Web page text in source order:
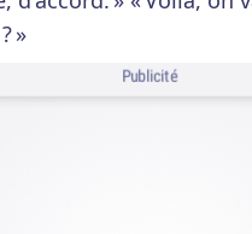
»
Publicité